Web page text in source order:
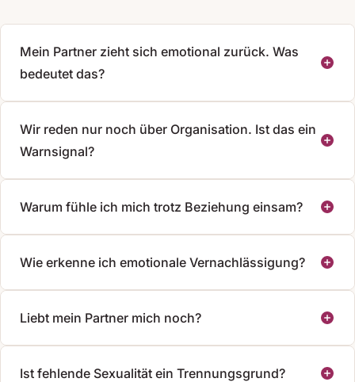
Mein Partner zieht sich emotional zurück. Was
bedeutet das?
Wir reden nur noch über Organisation. Ist das ein
Warnsignal?
Warum fühle ich mich trotz Beziehung einsam?
Wie erkenne ich emotionale Vernachlässigung?
Liebt mein Partner mich noch?
Ist fehlende Sexualität ein Trennungsgrund?